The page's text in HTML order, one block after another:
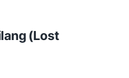
(Lost